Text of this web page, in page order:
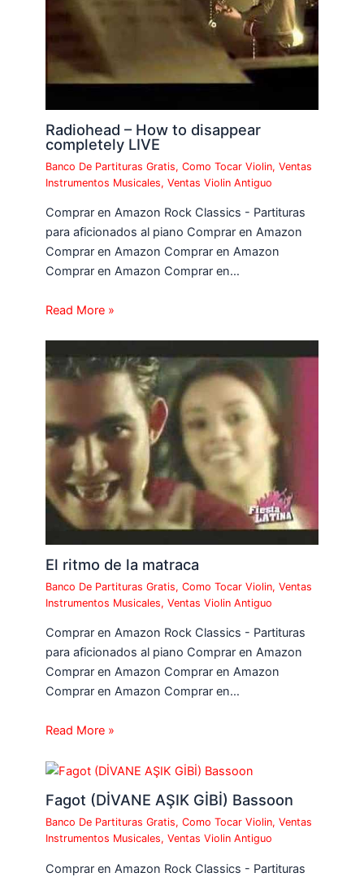
Radiohead – How to disappear
completely LIVE
Banco De Partituras Gratis,Como Tocar Violin,Ventas
Instrumentos Musicales,Ventas Violin Antiguo
Comprar en Amazon Rock Classics - Partituras
para aficionados al piano Comprar en Amazon
Comprar en Amazon Comprar en Amazon
Comprar en Amazon Comprar en…
Read More »
El ritmo de la matraca
Banco De Partituras Gratis,Como Tocar Violin,Ventas
Instrumentos Musicales,Ventas Violin Antiguo
Comprar en Amazon Rock Classics - Partituras
para aficionados al piano Comprar en Amazon
Comprar en Amazon Comprar en Amazon
Comprar en Amazon Comprar en…
Read More »
Fagot (DİVANE AŞIK GİBİ) Bassoon
Banco De Partituras Gratis,Como Tocar Violin,Ventas
Instrumentos Musicales,Ventas Violin Antiguo
Comprar en Amazon Rock Classics - Partituras